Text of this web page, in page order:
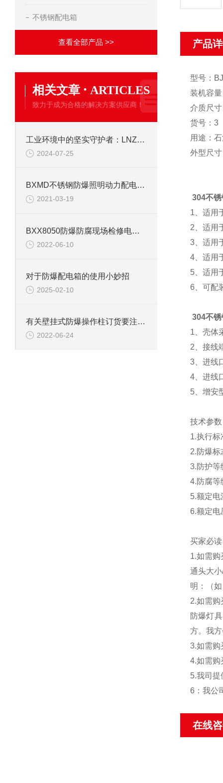
不锈钢配电箱
查看全部产品 >>
相关文章 · ARTICLES
致力于成为合格的解决方案供应商！
工业环境中的坚实守护者：LNZ防水防尘操作柱
2024-07-25
BXMD不锈钢防爆照明动力配电箱—温州腾轩防爆电器
2021-03-19
BXX8050防爆防腐现场检修电源箱
2022-06-10
对于防爆配电箱的使用小妙招
2025-02-10
有关壁挂式防爆操作柱订货要注意什么 赶紧看看
2022-06-24
产品
型号：
装机容
介质尺
货号：3
用途：
外型尺
304不
1、适用
2、适用
3、适用
4、适用
5、适用
6、可配
304不
1、壳体
2、接线
3、进线
4、进线
5、增安
技术参数
1.执行标
2.防爆标
3.防护等
4.防腐等
5.额定电
6.额定电
买家必读
1.如需
通头大
明：（
2.如需
防爆灯
方。我
3.如需购
4.如需购
5.我司提
6：我公
在线